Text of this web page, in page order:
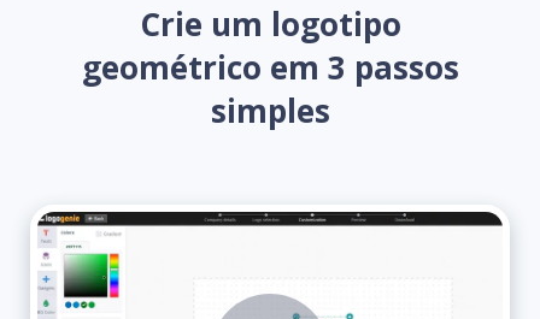
Crie um logotipo
geométrico em 3 passos
simples